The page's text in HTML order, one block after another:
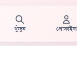
খুঁজুন প্রোফাইল